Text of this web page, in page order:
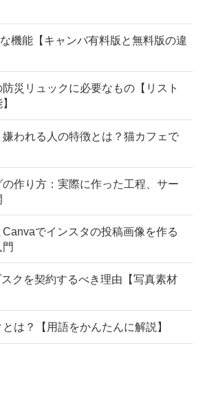
機能【キャンバ有料版と無料版の違
災リュックに必要なもの【リスト
われる人の特徴とは？猫カフェで
の作り方：実際に作った工程、サー
Canvaでインスタの投稿画像を作る
門
スクを契約するべき理由【写真素材
は？【用語をかんたんに解説】